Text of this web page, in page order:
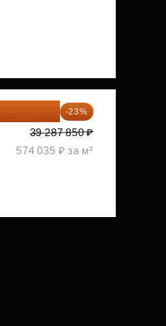
-23%
39 287 850 ₽
574 035 ₽ за м²